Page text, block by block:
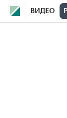
ВИДЕО